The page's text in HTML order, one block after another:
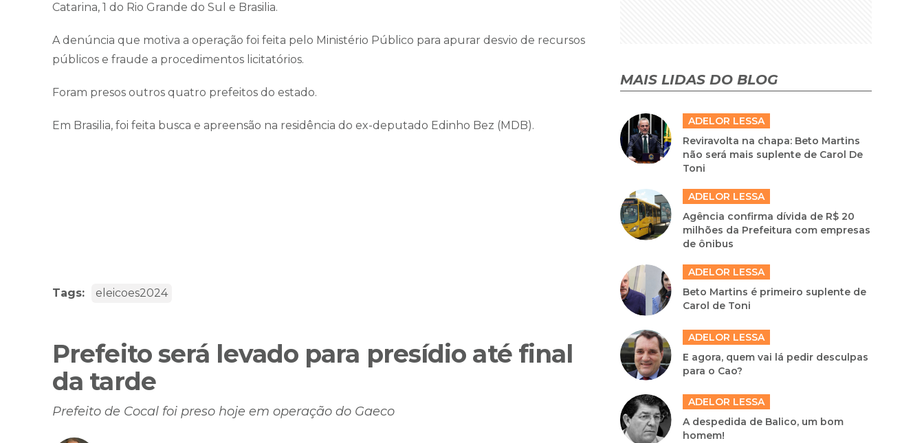
Catarina, 1 do Rio Grande do Sul e Brasilia.
A denúncia que motiva a operação foi feita pelo Ministério Público para apurar desvio de recursos
públicos e fraude a procedimentos licitatórios.
Foram presos outros quatro prefeitos do estado.
Em Brasilia, foi feita busca e apreensão na residência do ex-deputado Edinho Bez (MDB).
Tags: eleicoes2024
Prefeito será levado para presídio até final
da tarde
Prefeito de Cocal foi preso hoje em operação do Gaeco
MAIS LIDAS DO BLOG
ADELOR LESSA
Reviravolta na chapa: Beto Martins
não será mais suplente de Carol De
Toni
ADELOR LESSA
Agência confirma dívida de R$ 20
milhões da Prefeitura com empresas
de ônibus
ADELOR LESSA
Beto Martins é primeiro suplente de
Carol de Toni
ADELOR LESSA
E agora, quem vai lá pedir desculpas
para o Cao?
ADELOR LESSA
A despedida de Balico, um bom
homem!